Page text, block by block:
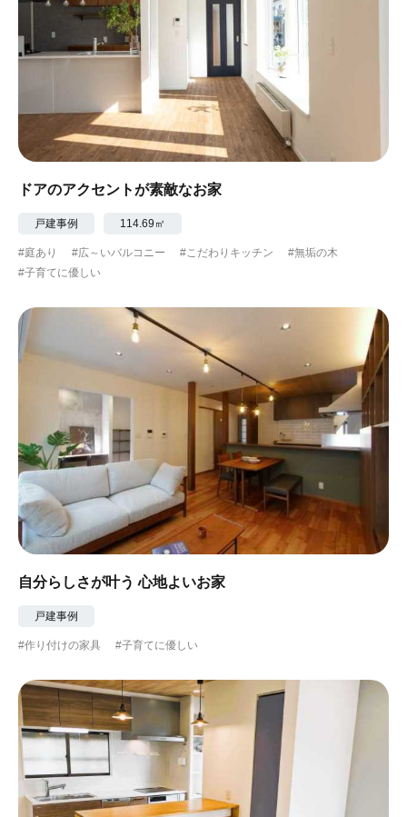
#コンクリート壁 #ガラスブロック
#こだわりインテリア #こだわりキッチン
#作り付けの家具 #あえて古材
#黒板 #無垢の木 #タイル
#ひとり暮らし
#ふたり暮らし #子育てに優しい
#スローライフ #自宅で仕事 #ペットと暮らす
#水辺の住まい
#300万円以下
ドアのアクセントが素敵なお家
戸建事例 114.69㎡
#庭あり #広～いバルコニー #こだわりキッチン
#無垢の木
#子育てに優しい
自分らしさが叶う 心地よいお家
戸建事例
#作り付けの家具 #子育てに優しい